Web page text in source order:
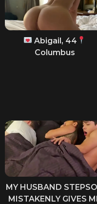
Abigail, 44
Columbus
MY HUSBAND
MISTAKENLY GIVES